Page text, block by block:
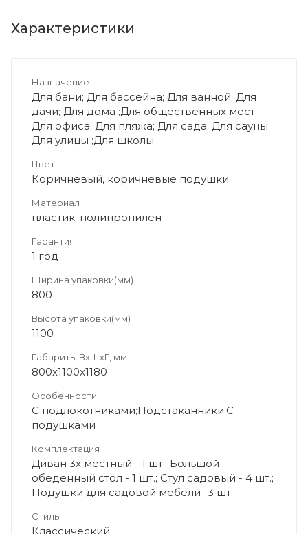
Характеристики
Назначение
Для бани; Для бассейна; Для ванной; Для
дачи; Для дома ;Для общественных мест;
Для офиса; Для пляжа; Для сада; Для сауны;
Для улицы ;Для школы
Цвет
Коричневый, коричневые подушки
Материал
пластик; полипропилен
Гарантия
1 год
Ширина упаковки(мм)
800
Высота упаковки(мм)
1100
Габариты ВхШхГ, мм
800х1100х1180
Особенности
С подлокотниками;Подстаканники;С
подушками
Комплектация
Диван 3х местный - 1 шт.; Большой
обеденный стол - 1 шт.; Стул садовый - 4 шт.;
Подушки для садовой мебели -3 шт.
Стиль
Классический